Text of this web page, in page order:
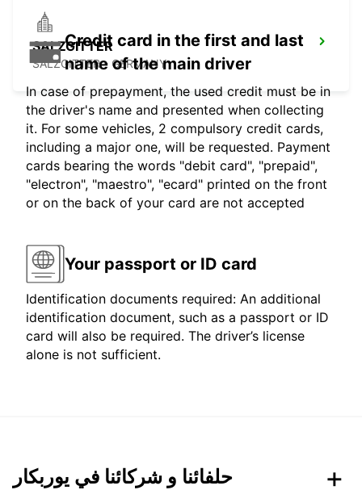
SALZGITTER
SALZGITTER - GERMANY
Credit card in the first and last
name of the main driver
In case of prepayment, the used credit must be in
the driver's name and presented when collecting
it. For some vehicles, 2 compulsory credit cards,
including a major one, will be requested. Payment
cards bearing the words "debit card", "prepaid",
"electron", "maestro", "ecard" printed on the front
or on the back of your card are not accepted
Your passport or ID card
Identification documents required: An additional
identification document, such as a passport or ID
card will also be required. The driver’s license
alone is not sufficient.
حلفائنا و شركائنا في يوربكار